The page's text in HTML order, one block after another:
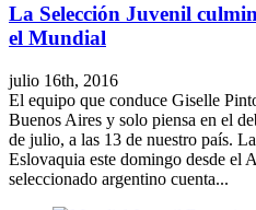
La Selección Juvenil
el Mundial
julio 16th, 2016
El equipo que conduce Giselle
Buenos Aires y solo piensa en el
de julio, a las 13 de nuestro país.
Eslovaquia este domingo desde el
seleccionado argentino cuenta...